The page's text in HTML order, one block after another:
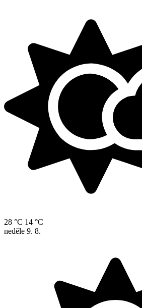
28 °C 14 °C
neděle 9. 8.